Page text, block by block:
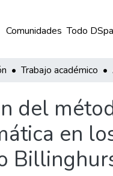
Comunidades Todo
Trabajo académico
del
en